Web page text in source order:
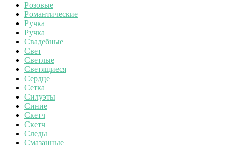
Розовые
Романтические
Ручка
Ручка
Свадебные
Свет
Светлые
Светящиеся
Сердце
Сетка
Силуэты
Синие
Скетч
Скетч
Следы
Смазанные